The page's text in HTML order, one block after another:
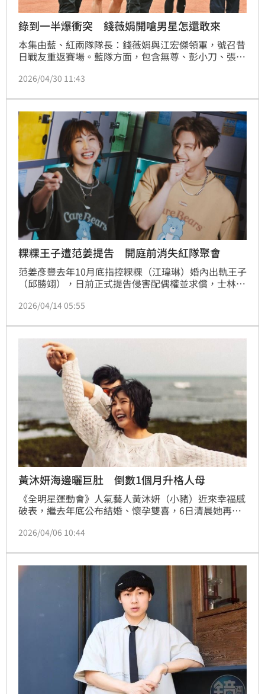
錄到一半爆衝突 錢薇娟開嗆男星怎還敢來
本集由藍、紅兩隊隊長：錢薇娟與江宏傑領軍，號召昔
日戰友重返賽場。藍隊方面，包含無尊、彭小刀、張庭
就成為焦點，在戴頭套猜人環節中，江宏傑一見其身形
曉讓全場爆笑。當無尊確定回歸藍隊後，錢薇娟更是當
場「開罵」：「你怎麼還敢來啊！」蔡維歆
2026/04/30 11:43
粿粿王子遭范姜提告 開庭前消失紅隊聚會
范姜彥豐去年10月底指控粿粿（江瑋琳）婚內出軌王子
（邱勝翊），日前正式提告侵害配偶權並求償，士林地
與王子結緣的運動實境節目《全明星運動會》，第2季
的粿粿，顯見雙方已漸行漸遠。
2026/04/14 05:55
黃沐妍海邊曬巨肚 倒數1個月升格人母
《全明星運動會》人氣藝人黃沐妍（小豬）近來幸福感
破表，繼去年底公布結婚、懷孕雙喜，6日清晨她再度
片，發文「珍惜當下美好的人事物」，並高喊再一個
悅全都寫在臉上。
2026/04/06 10:44